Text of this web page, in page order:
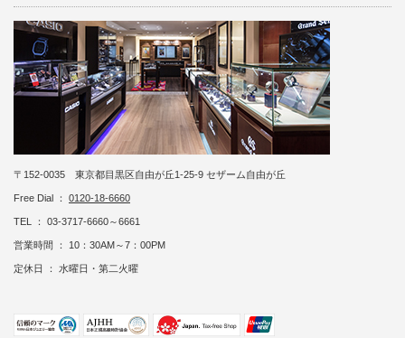
〒152-0035 東京都目黒区自由が丘1-25-9 セザーム自由が丘
Free Dial ： 0120-18-6660
TEL ： 03-3717-6660～6661
営業時間 ： 10：30AM～7：00PM
定休日 ： 水曜日・第二火曜